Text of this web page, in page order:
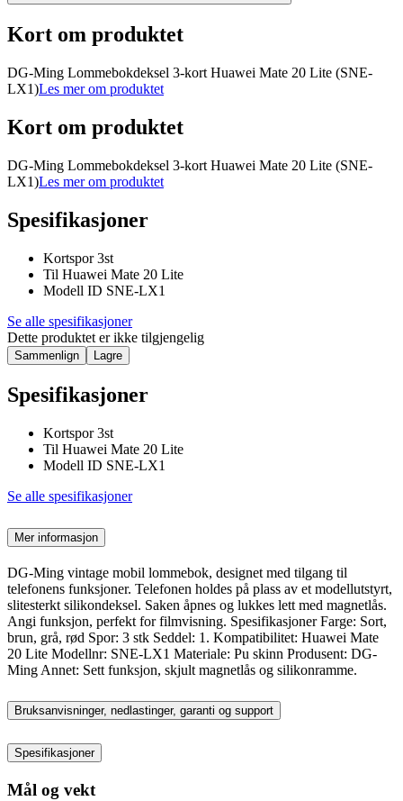
Kort om produktet
DG-Ming Lommebokdeksel 3-kort Huawei Mate 20 Lite (SNE-
LX1)Les mer om produktet
Kort om produktet
DG-Ming Lommebokdeksel 3-kort Huawei Mate 20 Lite (SNE-
LX1)Les mer om produktet
Spesifikasjoner
Kortspor 3st
Til Huawei Mate 20 Lite
Modell ID SNE-LX1
Se alle spesifikasjoner
Dette produktet er ikke tilgjengelig
Sammenlign Lagre
Spesifikasjoner
Kortspor 3st
Til Huawei Mate 20 Lite
Modell ID SNE-LX1
Se alle spesifikasjoner
Mer informasjon
DG-Ming vintage mobil lommebok, designet med tilgang til
telefonens funksjoner. Telefonen holdes på plass av et modellutstyrt,
slitesterkt silikondeksel. Saken åpnes og lukkes lett med magnetlås.
Angi funksjon, perfekt for filmvisning. Spesifikasjoner Farge: Sort,
brun, grå, rød Spor: 3 stk Seddel: 1. Kompatibilitet: Huawei Mate
20 Lite Modellnr: SNE-LX1 Materiale: Pu skinn Produsent: DG-
Ming Annet: Sett funksjon, skjult magnetlås og silikonramme.
Bruksanvisninger, nedlastinger, garanti og support
Spesifikasjoner
Mål og vekt